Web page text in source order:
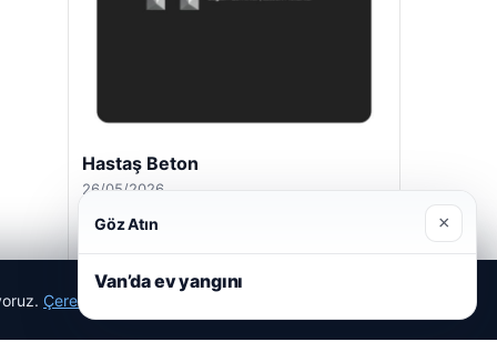
Hastaş Beton
26/05/2026
Çerez Politikamız
Göz Atın ×
Van’da ev yangını